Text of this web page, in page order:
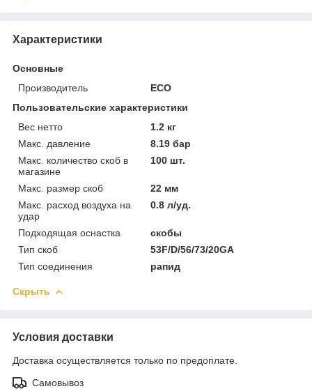
Характеристики
Основные
Производитель
ECO
Пользовательские характеристики
Вес нетто
1.2 кг
Макс. давление
8.19 бар
Макс. количество скоб в
магазине
100 шт.
Макс. размер скоб
22 мм
Макс. расход воздуха на
удар
0.8 л/уд.
Подходящая оснастка
скобы
Тип скоб
53F/D/56/73/20GA
Тип соединения
рапид
Скрыть
Условия доставки
Доставка осуществляется только по предоплате.
Самовывоз